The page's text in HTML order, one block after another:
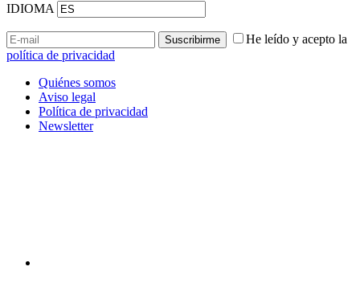
IDIOMA
He leído y acepto la
política de privacidad
Quiénes somos
Aviso legal
Política de privacidad
Newsletter